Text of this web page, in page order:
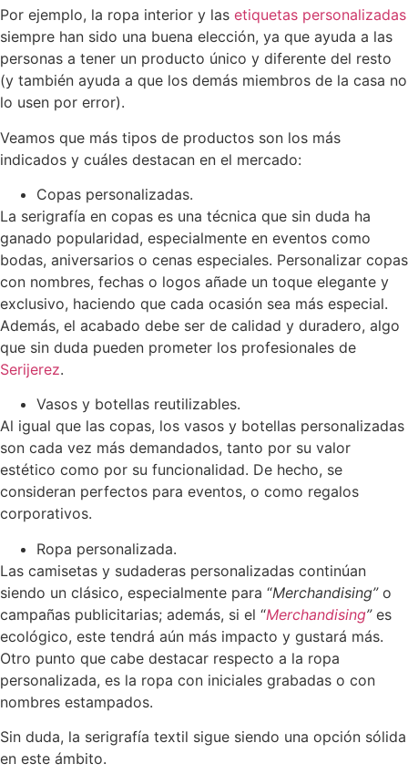
Por ejemplo, la ropa interior y las etiquetas personalizadas
siempre han sido una buena elección, ya que ayuda a las
personas a tener un producto único y diferente del resto
(y también ayuda a que los demás miembros de la casa no
lo usen por error).
Veamos que más tipos de productos son los más
indicados y cuáles destacan en el mercado:
Copas personalizadas.
La serigrafía en copas es una técnica que sin duda ha
ganado popularidad, especialmente en eventos como
bodas, aniversarios o cenas especiales. Personalizar copas
con nombres, fechas o logos añade un toque elegante y
exclusivo, haciendo que cada ocasión sea más especial.
Además, el acabado debe ser de calidad y duradero, algo
que sin duda pueden prometer los profesionales de
Serijerez.
Vasos y botellas reutilizables.
Al igual que las copas, los vasos y botellas personalizadas
son cada vez más demandados, tanto por su valor
estético como por su funcionalidad. De hecho, se
consideran perfectos para eventos, o como regalos
corporativos.
Ropa personalizada.
Las camisetas y sudaderas personalizadas continúan
siendo un clásico, especialmente para “Merchandising”o
campañas publicitarias; además, si el “Merchandising” es
ecológico, este tendrá aún más impacto y gustará más.
Otro punto que cabe destacar respecto a la ropa
personalizada, es la ropa con iniciales grabadas o con
nombres estampados.
Sin duda, la serigrafía textil sigue siendo una opción sólida
en este ámbito.